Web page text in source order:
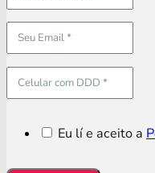
Eu lí e aceito a